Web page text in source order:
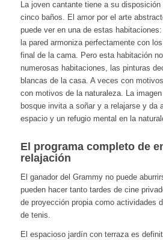
La joven cantante tiene a su
cinco baños. El amor por el arte
puede ver en una de estas
la pared armoniza perfectamente con
final de la cama. Pero esta habitación
numerosas habitaciones, las pinturas
blancas de la casa. A veces con
con motivos de la naturaleza. La
bosque invita a soñar y a relajarse y da
espacio y un refugio mental en la
El programa completo de
relajación
El ganador del Grammy no puede
pueden hacer tanto tardes de cine
de proyección propia como actividades
de tenis.
El espacioso jardín con terraza es